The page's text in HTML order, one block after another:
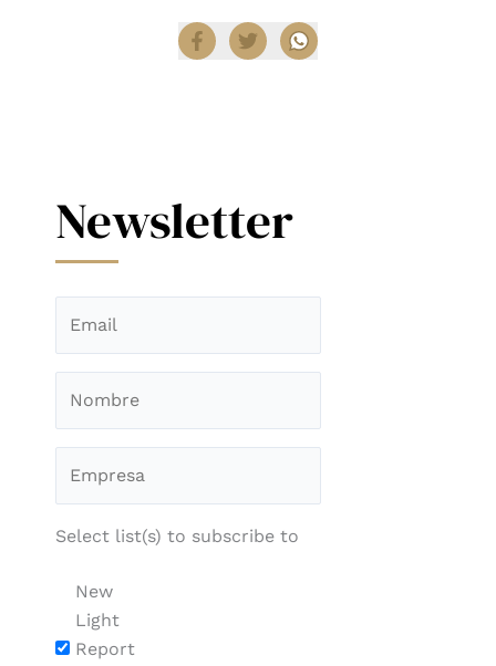
Newsletter
Select list(s) to subscribe to
New
Light
Report